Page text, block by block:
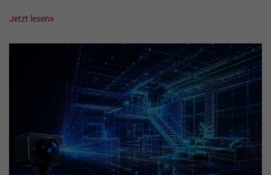
Jetzt lesen